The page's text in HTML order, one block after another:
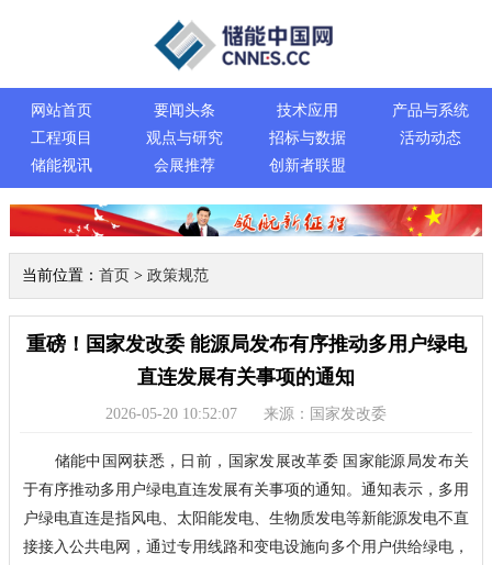
网站首页 要闻头条 技术应用
产品与系统
工程项目
观点与研究 招标与数据
活动动态
储能视讯
会展推荐 创新者联盟
当前位置： 首页> 政策规范
重磅！国家发改委 能源局发布有序推动多用户绿电
直连发展有关事项的通知
2026-05-20 10:52:07 来源：国家发改委
储能中国网获悉，日前，国家发展改革委 国家能源局发布关
于有序推动多用户绿电直连发展有关事项的通知。通知表示，多用
户绿电直连是指风电、太阳能发电、生物质发电等新能源发电不直
接接入公共电网，通过专用线路和变电设施向多个用户供给绿电，